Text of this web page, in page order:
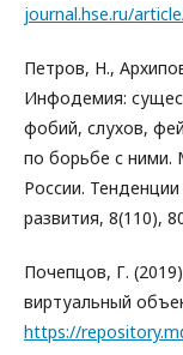
journal.hse.ru/
Петров, Н.,
Инфодемия:
фобий, слухов,
по борьбе с ними.
России.
развития, 8(110),
Почепцов, Г.
виртуальный
https://